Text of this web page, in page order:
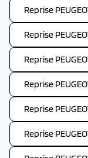
Reprise
Reprise
Reprise
Reprise
Reprise
Reprise